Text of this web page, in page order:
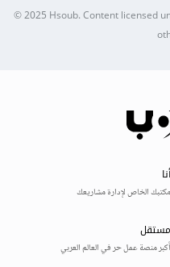
© 2025Hsoub.Content licensed